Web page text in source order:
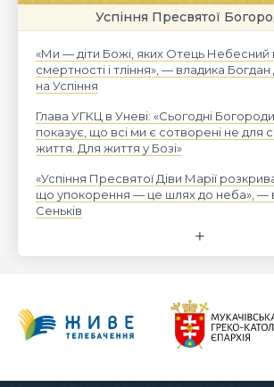
Успіння Пресвятої
«Ми — діти Божі, яких Отець Небесний
смертності і тління», — владика
на Успіння
Глава УГКЦ в Уневі: «Сьогодні
показує, що всі ми є сотворені не для
життя. Для життя у Бозі»
«Успіння Пресвятої Діви Марії
що упокорення — це шлях до неба», —
Сеньків